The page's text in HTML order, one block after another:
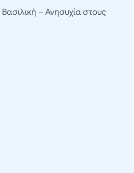
– Ανησυχία στους